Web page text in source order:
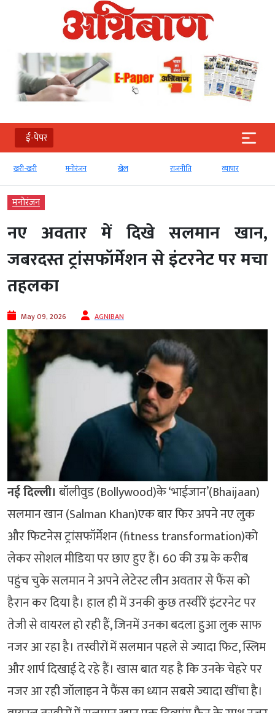
ई-पेपर
खरी-खरी मनोरंजन खेल राजनीति व्‍यापार
मनोरंजन
नए अवतार में दिखे सलमान खान,
जबरदस्त ट्रांसफॉर्मेशन से इंटरनेट पर मचा
तहलका
May 09, 2026 AGNIBAN
नई दिल्ली। बॉलीवुड (Bollywood)के ‘भाईजान’(Bhaijaan)
सलमान खान (Salman Khan)एक बार फिर अपने नए लुक
और फिटनेस ट्रांसफॉर्मेशन (fitness transformation)को
लेकर सोशल मीडिया पर छाए हुए हैं। 60 की उम्र के करीब
पहुंच चुके सलमान ने अपने लेटेस्ट लीन अवतार से फैंस को
हैरान कर दिया है। हाल ही में उनकी कुछ तस्वीरें इंटरनेट पर
तेजी से वायरल हो रही हैं, जिनमें उनका बदला हुआ लुक साफ
नजर आ रहा है। तस्वीरों में सलमान पहले से ज्यादा फिट, स्लिम
और शार्प दिखाई दे रहे हैं। खास बात यह है कि उनके चेहरे पर
नजर आ रही जॉलाइन ने फैंस का ध्यान सबसे ज्यादा खींचा है।